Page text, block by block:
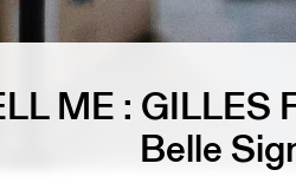
ME : GILLES
Belle